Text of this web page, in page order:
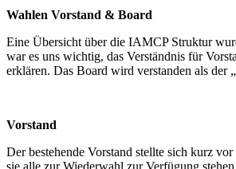
Wahlen Vorstand & Board
Eine Übersicht über die IAMCP Struktur
war es uns wichtig, das Verständnis für
erklären. Das Board wird verstanden als der
Vorstand
Der bestehende Vorstand stellte sich kurz
sie alle zur Wiederwahl zur Verfügung stehen.